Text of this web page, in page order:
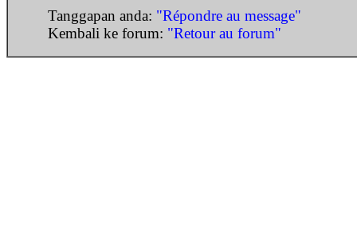
Tanggapan anda: "Répondre au message"
Kembali ke forum: "Retour au forum"